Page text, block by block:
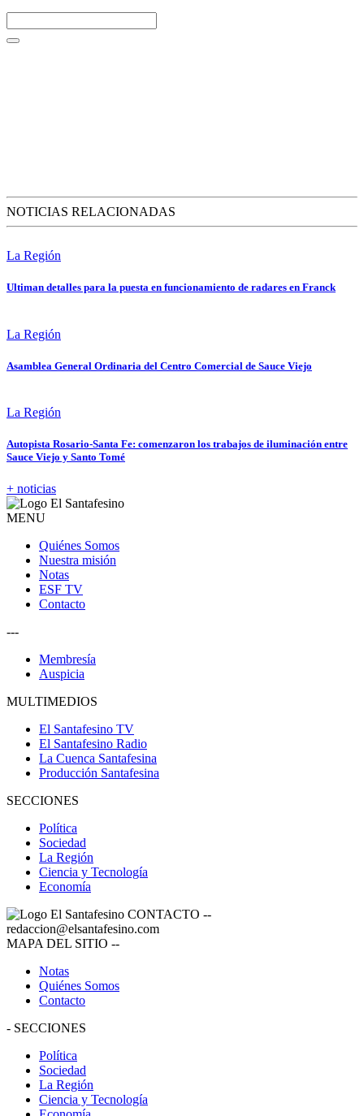
NOTICIAS RELACIONADAS
La Región
Ultiman detalles para la puesta en funcionamiento de radares en Franck
La Región
Asamblea General Ordinaria del Centro Comercial de Sauce Viejo
La Región
Autopista Rosario-Santa Fe: comenzaron los trabajos de iluminación entre
Sauce Viejo y Santo Tomé
+ noticias
MENU
Quiénes Somos
Nuestra misión
Notas
ESF TV
Contacto
---
Membresía
Auspicia
MULTIMEDIOS
El Santafesino TV
El Santafesino Radio
La Cuenca Santafesina
Producción Santafesina
SECCIONES
Política
Sociedad
La Región
Ciencia y Tecnología
Economía
CONTACTO --
redaccion@elsantafesino.com
MAPA DEL SITIO --
Notas
Quiénes Somos
Contacto
- SECCIONES
Política
Sociedad
La Región
Ciencia y Tecnología